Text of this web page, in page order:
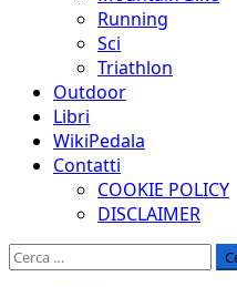
Running
Sci
Triathlon
Outdoor
Libri
WikiPedala
Contatti
COOKIE POLICY
DISCLAIMER
Ricerca